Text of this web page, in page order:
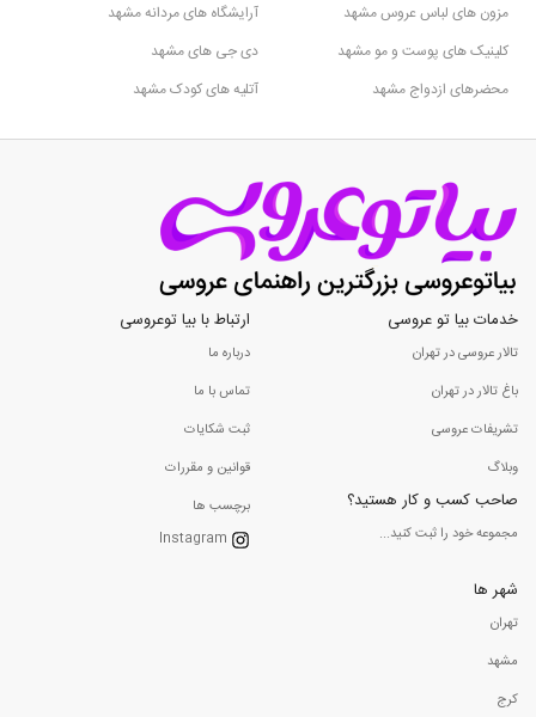
مزون های لباس عروس مشهد
آرایشگاه های مردانه مشهد
کلینیک های پوست و مو مشهد
دی جی های مشهد
محضرهای ازدواج مشهد
آتلیه های کودک مشهد
خدمات بیا تو عروسی
تالار عروسی در تهران
باغ تالار در تهران
تشریفات عروسی
وبلاگ
صاحب کسب و کار هستید؟
مجموعه خود را ثبت کنید...
ارتباط با بیا توعروسی
درباره ما
تماس با ما
ثبت شکایات
قوانین و مقررات
برچسب ها
Instagram
شهر ها
تهران
مشهد
کرج